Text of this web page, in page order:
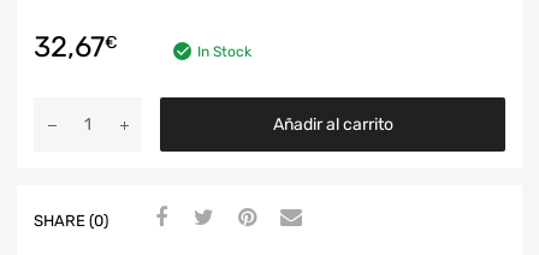
32,67€ In Stock
Añadir al carrito
SHARE (0)